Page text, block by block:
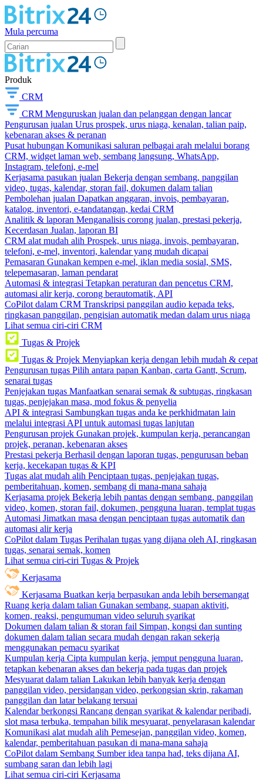
Mula percuma
Produk
CRM
CRM Menguruskan jualan dan pelanggan dengan lancar
Pengurusan jualan Urus prospek, urus niaga, kenalan, talian paip,
kebenaran akses & peranan
Pusat hubungan Komunikasi saluran pelbagai arah melalui borang
CRM, widget laman web, sembang langsung, WhatsApp,
Instagram, telefoni, e-mel
Kerjasama pasukan jualan Bekerja dengan sembang, panggilan
video, tugas, kalendar, storan fail, dokumen dalam talian
Pembolehan jualan Dapatkan anggaran, invois, pembayaran,
katalog, inventori, e-tandatangan, kedai CRM
Analitik & laporan Menganalisis corong jualan, prestasi pekerja,
Kecerdasan Jualan, laporan BI
CRM alat mudah alih Prospek, urus niaga, invois, pembayaran,
telefoni, e-mel, inventori, kalendar yang mudah dicapai
Pemasaran Gunakan kempen e-mel, iklan media sosial, SMS,
telepemasaran, laman pendarat
Automasi & integrasi Tetapkan peraturan dan pencetus CRM,
automasi alir kerja, corong berautomatik, API
CoPilot dalam CRM Transkripsi panggilan audio kepada teks,
ringkasan panggilan, pengisian automatik medan dalam urus niaga
Lihat semua ciri-ciri CRM
Tugas & Projek
Tugas & Projek Menyiapkan kerja dengan lebih mudah & cepat
Pengurusan tugas Pilih antara papan Kanban, carta Gantt, Scrum,
senarai tugas
Penjejakan tugas Manfaatkan senarai semak & subtugas, ringkasan
tugas, penjejakan masa, mod fokus & penyelia
API & integrasi Sambungkan tugas anda ke perkhidmatan lain
melalui integrasi API untuk automasi tugas lanjutan
Pengurusan projek Gunakan projek, kumpulan kerja, perancangan
projek, peranan, kebenaran akses
Prestasi pekerja Berhasil dengan laporan tugas, pengurusan beban
kerja, kecekapan tugas & KPI
Tugas alat mudah alih Penciptaan tugas, penjejakan tugas,
pemberitahuan, komen, sembang di mana-mana sahaja
Kerjasama projek Bekerja lebih pantas dengan sembang, panggilan
video, komen, storan fail, dokumen, pengguna luaran, templat tugas
Automasi Jimatkan masa dengan penciptaan tugas automatik dan
automasi alir kerja
CoPilot dalam Tugas Perihalan tugas yang dijana oleh AI, ringkasan
tugas, senarai semak, komen
Lihat semua ciri-ciri Tugas & Projek
Kerjasama
Kerjasama Buatkan kerja berpasukan anda lebih bersemangat
Ruang kerja dalam talian Gunakan sembang, suapan aktiviti,
komen, reaksi, pengumuman video seluruh syarikat
Dokumen dalam talian & storan fail Simpan, kongsi dan sunting
dokumen dalam talian secara mudah dengan rakan sekerja
menggunakan pemacu syarikat
Kumpulan kerja Cipta kumpulan kerja, jemput pengguna luaran,
tetapkan kebenaran akses dan bekerja pada tugas dan projek
Mesyuarat dalam talian Lakukan lebih banyak kerja dengan
panggilan video, persidangan video, perkongsian skrin, rakaman
panggilan dan latar belakang tersuai
Kalendar berkongsi Rancang dengan syarikat & kalendar peribadi,
slot masa terbuka, tempahan bilik mesyuarat, penyelarasan kalendar
Komunikasi alat mudah alih Pemesejan, panggilan video, komen,
kalendar, pemberitahuan pasukan di mana-mana sahaja
CoPilot dalam Sembang Sumber idea tanpa had, teks dijana AI,
sumbang saran dan lebih lagi
Lihat semua ciri-ciri Kerjasama